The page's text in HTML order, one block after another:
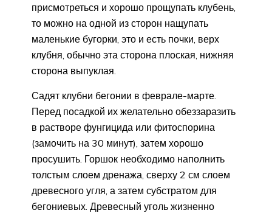
присмотреться и хорошо прощупать клубень,
то можно на одной из сторон нащупать
маленькие бугорки, это и есть почки, верх
клубня, обычно эта сторона плоская, нижняя
сторона выпуклая.
Садят клубни бегонии в феврале-марте.
Перед посадкой их желательно обеззаразить
в растворе фунгицида или фитоспорина
(замочить на 30 минут), затем хорошо
просушить. Горшок необходимо наполнить
толстым слоем дренажа, сверху 2 см слоем
древесного угля, а затем субстратом для
бегониевых. Древесный уголь жизненно